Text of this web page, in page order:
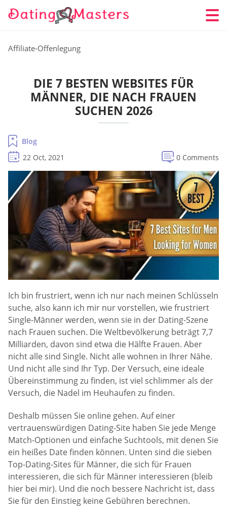
Affiliate-Offenlegung
DIE 7 BESTEN WEBSITES FÜR
MÄNNER, DIE NACH FRAUEN
SUCHEN 2026
Blog
22 Oct, 2021
0 Comments
Ich bin frustriert, wenn ich nur nach meinen Schlüsseln
suche, also kann ich mir nur vorstellen, wie frustriert
Single-Männer werden, wenn sie in der Dating-Szene
nach Frauen suchen. Die Weltbevölkerung beträgt 7,7
Milliarden, davon sind etwa die Hälfte Frauen. Aber
nicht alle sind Single. Nicht alle wohnen in Ihrer Nähe.
Und nicht alle sind Ihr Typ. Der Versuch, eine ideale
Übereinstimmung zu finden, ist viel schlimmer als der
Versuch, die Nadel im Heuhaufen zu finden.
Deshalb müssen Sie online gehen. Auf einer
vertrauenswürdigen Dating-Site haben Sie jede Menge
Match-Optionen und einfache Suchtools, mit denen Sie
ein heißes Date finden können. Unten sind die sieben
Top-Dating-Sites für Männer, die sich für Frauen
interessieren, die sich für Männer interessieren (bleib
hier bei mir). Und die noch bessere Nachricht ist, dass
Sie für den Einstieg keine Gebühren berechnen.